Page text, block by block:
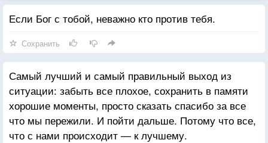
Если Бог с тобой, неважно кто против тебя.
Сохранить
Самый лучший и самый правильный выход из
ситуации: забыть все плохое, сохранить в памяти
хорошие моменты, просто сказать спасибо за все
что мы пережили. И пойти дальше. Потому что все,
что с нами происходит — к лучшему.